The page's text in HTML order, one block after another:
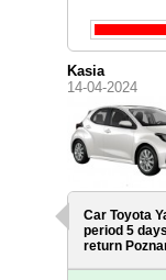
Kasia
14-04-2024
Car Toyota
period 5
return